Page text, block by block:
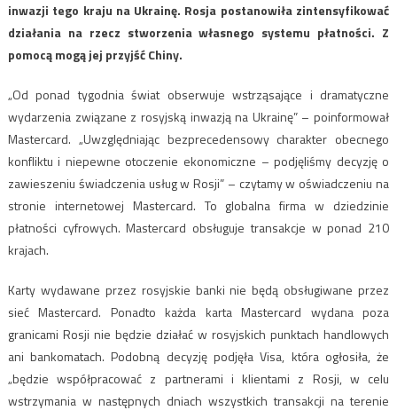
inwazji tego kraju na Ukrainę. Rosja postanowiła zintensyfikować
działania na rzecz stworzenia własnego systemu płatności. Z
pomocą mogą jej przyjść Chiny.
„Od ponad tygodnia świat obserwuje wstrząsające i dramatyczne
wydarzenia związane z rosyjską inwazją na Ukrainę” – poinformował
Mastercard. „Uwzględniając bezprecedensowy charakter obecnego
konfliktu i niepewne otoczenie ekonomiczne – podjęliśmy decyzję o
zawieszeniu świadczenia usług w Rosji” – czytamy w oświadczeniu na
stronie internetowej Mastercard. To globalna firma w dziedzinie
płatności cyfrowych. Mastercard obsługuje transakcje w ponad 210
krajach.
Karty wydawane przez rosyjskie banki nie będą obsługiwane przez
sieć Mastercard. Ponadto każda karta Mastercard wydana poza
granicami Rosji nie będzie działać w rosyjskich punktach handlowych
ani bankomatach. Podobną decyzję podjęła Visa, która ogłosiła, że
„będzie współpracować z partnerami i klientami z Rosji, w celu
wstrzymania w następnych dniach wszystkich transakcji na terenie